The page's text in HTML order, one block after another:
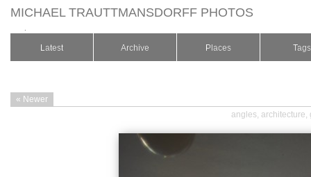
MICHAEL TRAUTTMANSDORFF PHOTOS
Latest Archive Places Tags
« Newer
angles, architecture,